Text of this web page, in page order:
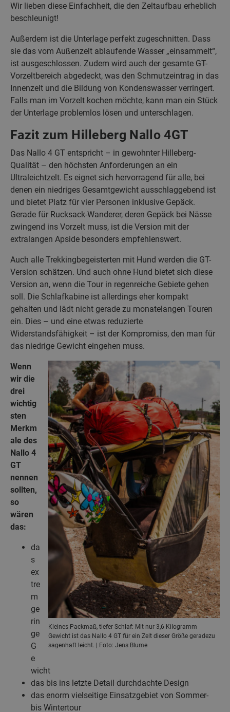
Wir lieben diese Einfachheit, die den Zeltaufbau erheblich
beschleunigt!
Außerdem ist die Unterlage perfekt zugeschnitten. Dass
sie das vom Außenzelt ablaufende Wasser „einsammelt“,
ist ausgeschlossen. Zudem wird auch der gesamte GT-
Vorzeltbereich abgedeckt, was den Schmutzeintrag in das
Innenzelt und die Bildung von Kondenswasser verringert.
Falls man im Vorzelt kochen möchte, kann man ein Stück
der Unterlage problemlos lösen und unterschlagen.
Fazit zum Hilleberg Nallo 4GT
Das Nallo 4 GT entspricht – in gewohnter Hilleberg-
Qualität – den höchsten Anforderungen an ein
Ultraleichtzelt. Es eignet sich hervorragend für alle, bei
denen ein niedriges Gesamtgewicht ausschlaggebend ist
und bietet Platz für vier Personen inklusive Gepäck.
Gerade für Rucksack-Wanderer, deren Gepäck bei Nässe
zwingend ins Vorzelt muss, ist die Version mit der
extralangen Apside besonders empfehlenswert.
Auch alle Trekkingbegeisterten mit Hund werden die GT-
Version schätzen. Und auch ohne Hund bietet sich diese
Version an, wenn die Tour in regenreiche Gebiete gehen
soll. Die Schlafkabine ist allerdings eher kompakt
gehalten und lädt nicht gerade zu monatelangen Touren
ein. Dies – und eine etwas reduzierte
Widerstandsfähigkeit – ist der Kompromiss, den man für
das niedrige Gewicht eingehen muss.
Kleines Packmaß, tiefer Schlaf: Mit nur 3,6 KiIogramm
Gewicht ist das Nallo 4 GT für ein Zelt dieser Größe geradezu
sagenhaft leicht. | Foto: Jens Blume
Wenn
wir die
drei
wichtig
sten
Merkm
ale des
Nallo 4
GT
nennen
sollten,
so
wären
das:
da
s
ex
tre
m
ge
rin
ge
G
e
wicht
das bis ins letzte Detail durchdachte Design
das enorm vielseitige Einsatzgebiet von Sommer-
bis Wintertour